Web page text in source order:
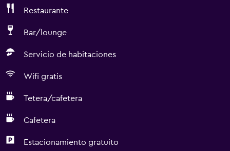
Restaurante
Bar/lounge
Servicio de habitaciones
Wifi gratis
Tetera/cafetera
Cafetera
Estacionamiento gratuito